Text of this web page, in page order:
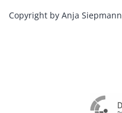
Copyright by Anja Siepmann